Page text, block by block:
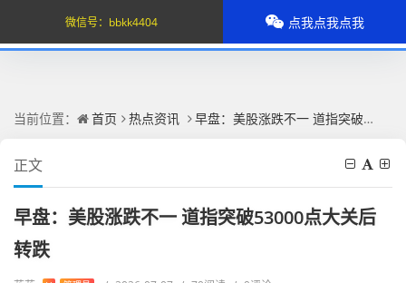
当前位置： 首页 热点资讯 早盘：美股涨跌不一 道指突破53000点大关后转跌
正文
早盘：美股涨跌不一 道指突破53000点大关后
转跌
微信号： bbkk4404 点我点我点我